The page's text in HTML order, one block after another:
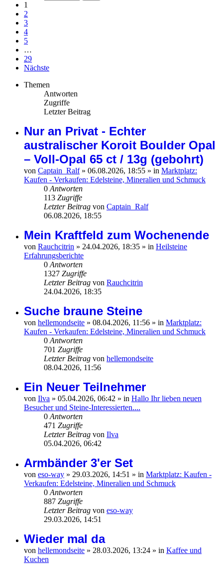
1
2
3
4
5
…
29
Nächste
Themen
Antworten
Zugriffe
Letzter Beitrag
Nur an Privat - Echter
australischer Koroit Boulder Opal
– Voll-Opal 65 ct / 13g (gebohrt)
von Captain_Ralf» 06.08.2026, 18:55 » in Marktplatz:
Kaufen - Verkaufen: Edelsteine, Mineralien und Schmuck
0 Antworten
113 Zugriffe
Letzter Beitrag von Captain_Ralf
06.08.2026, 18:55
Mein Kraftfeld zum Wochenende
von Rauchcitrin » 24.04.2026, 18:35 » in Heilsteine
Erfahrungsberichte
0 Antworten
1327 Zugriffe
Letzter Beitrag von Rauchcitrin
24.04.2026, 18:35
Suche braune Steine
von hellemondseite » 08.04.2026, 11:56 » in Marktplatz:
Kaufen - Verkaufen: Edelsteine, Mineralien und Schmuck
0 Antworten
701 Zugriffe
Letzter Beitrag von hellemondseite
08.04.2026, 11:56
Ein Neuer Teilnehmer
von Ilva » 05.04.2026, 06:42 » in Hallo Ihr lieben neuen
Besucher und Steine-Interessierten....
0 Antworten
471 Zugriffe
Letzter Beitrag von Ilva
05.04.2026, 06:42
Armbänder 3'er Set
von eso-way » 29.03.2026, 14:51 » in Marktplatz: Kaufen -
Verkaufen: Edelsteine, Mineralien und Schmuck
0 Antworten
887 Zugriffe
Letzter Beitrag von eso-way
29.03.2026, 14:51
Wieder mal da
von hellemondseite » 28.03.2026, 13:24 » in Kaffee und
Kuchen